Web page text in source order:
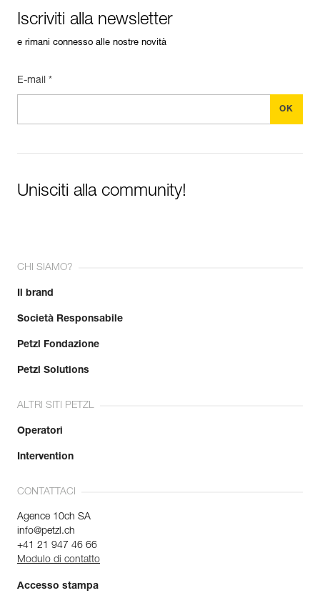
Iscriviti alla newsletter
e rimani connesso alle nostre novità
E-mail *
Unisciti alla community!
CHI SIAMO?
Il brand
Società Responsabile
Petzl Fondazione
Petzl Solutions
ALTRI SITI PETZL
Operatori
Intervention
CONTATTACI
Agence 10ch SA
info@petzl.ch
+41 21 947 46 66
Modulo di contatto
Accesso stampa